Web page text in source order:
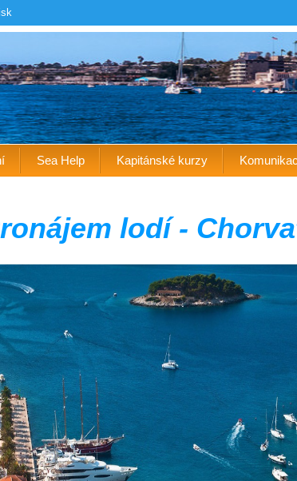
Sea Help Kapitánské kurzy
ronájem lodí -